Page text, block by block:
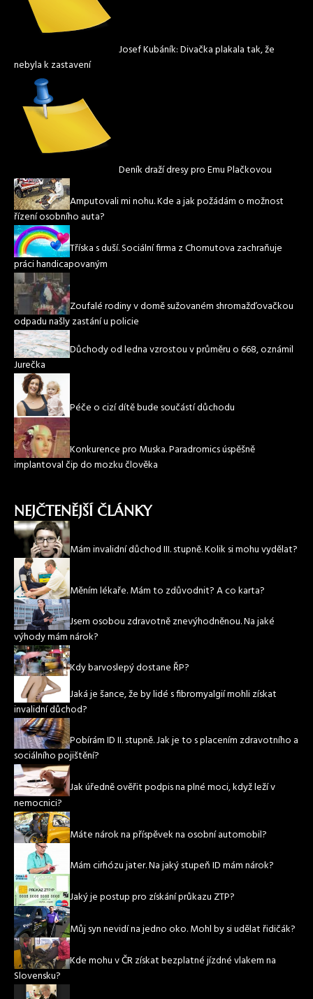
Josef Kubáník: Divačka plakala tak, že
nebyla k zastavení
Deník draží dresy pro Emu Plačkovou
Amputovali mi nohu. Kde a jak požádám o možnost
řízení osobního auta?
Tříska s duší. Sociální firma z Chomutova zachraňuje
práci handicapovaným
Zoufalé rodiny v domě sužovaném shromažďovačkou
odpadu našly zastání u policie
Důchody od ledna vzrostou v průměru o 668, oznámil
Jurečka
Péče o cizí dítě bude součástí důchodu
Konkurence pro Muska. Paradromics úspěšně
implantoval čip do mozku člověka
NEJČTENĚJŠÍ ČLÁNKY
Mám invalidní důchod III. stupně. Kolik si mohu vydělat?
Měním lékaře. Mám to zdůvodnit? A co karta?
Jsem osobou zdravotně znevýhodněnou. Na jaké
výhody mám nárok?
Kdy barvoslepý dostane ŘP?
Jaká je šance, že by lidé s fibromyalgií mohli získat
invalidní důchod?
Pobírám ID II. stupně. Jak je to s placením zdravotního a
sociálního pojištění?
Jak úředně ověřit podpis na plné moci, když leží v
nemocnici?
Máte nárok na příspěvek na osobní automobil?
Mám cirhózu jater. Na jaký stupeň ID mám nárok?
Jaký je postup pro získání průkazu ZTP?
Můj syn nevidí na jedno oko. Mohl by si udělat řidičák?
Kde mohu v ČR získat bezplatné jízdné vlakem na
Slovensku?